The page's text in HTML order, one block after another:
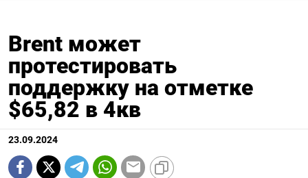
Brent может
протестировать
поддержку на отметке
$65,82 в 4кв
23.09.2024